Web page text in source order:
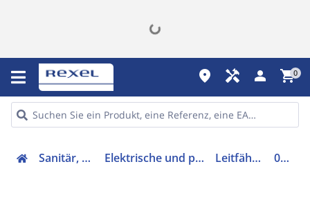
place handyman person shopping_cart0
Sanitär, Heizung, Klima Elektrische und pneumatische Sensoren Leitfähigkeitssensor 00437647